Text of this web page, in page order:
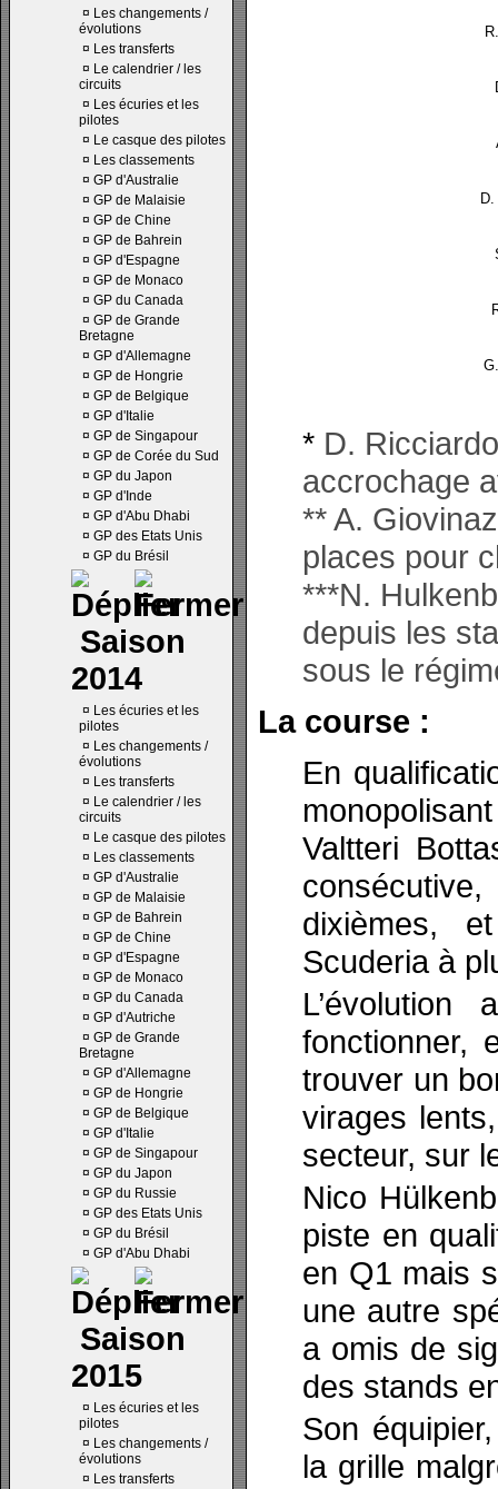
¤ Les changements /
évolutions
¤ Les transferts
¤ Le calendrier / les
circuits
¤ Les écuries et les
pilotes
¤ Le casque des pilotes
¤ Les classements
¤ GP d'Australie
¤ GP de Malaisie
¤ GP de Chine
¤ GP de Bahrein
¤ GP d'Espagne
¤ GP de Monaco
¤ GP du Canada
¤ GP de Grande
Bretagne
¤ GP d'Allemagne
¤ GP de Hongrie
¤ GP de Belgique
¤ GP d'Italie
¤ GP de Singapour
¤ GP de Corée du Sud
¤ GP du Japon
¤ GP d'Inde
¤ GP d'Abu Dhabi
¤ GP des Etats Unis
¤ GP du Brésil
Saison
2014
¤ Les écuries et les
pilotes
¤ Les changements /
évolutions
¤ Les transferts
¤ Le calendrier / les
circuits
¤ Le casque des pilotes
¤ Les classements
¤ GP d'Australie
¤ GP de Malaisie
¤ GP de Bahrein
¤ GP de Chine
¤ GP d'Espagne
¤ GP de Monaco
¤ GP du Canada
¤ GP d'Autriche
¤ GP de Grande
Bretagne
¤ GP d'Allemagne
¤ GP de Hongrie
¤ GP de Belgique
¤ GP d'Italie
¤ GP de Singapour
¤ GP du Japon
¤ GP du Russie
¤ GP des Etats Unis
¤ GP du Brésil
¤ GP d'Abu Dhabi
Saison
2015
¤ Les écuries et les
pilotes
¤ Les changements /
évolutions
¤ Les transferts
* D.
accrochage
** A.
places pour
***N.
depuis les
sous le
La course :
En
Valtteri
dixièmes,
Scuderia à
fonctionner,
trouver un
virages
secteur, sur
Nico
piste en
en Q1 mais
une autre
a omis de
des stands
Son
la grille